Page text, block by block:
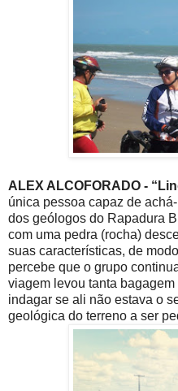
ALEX ALCOFORADO -
única pessoa capaz de
dos geólogos do Rapadura
com uma pedra (rocha)
suas características, de
percebe que o grupo
viagem levou tanta
indagar se ali não estava o
geológica do terreno a ser